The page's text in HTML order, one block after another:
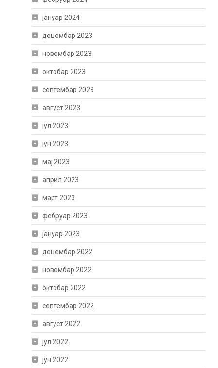
јануар 2024
децембар 2023
новембар 2023
октобар 2023
септембар 2023
август 2023
јул 2023
јун 2023
мај 2023
април 2023
март 2023
фебруар 2023
јануар 2023
децембар 2022
новембар 2022
октобар 2022
септембар 2022
август 2022
јул 2022
јун 2022